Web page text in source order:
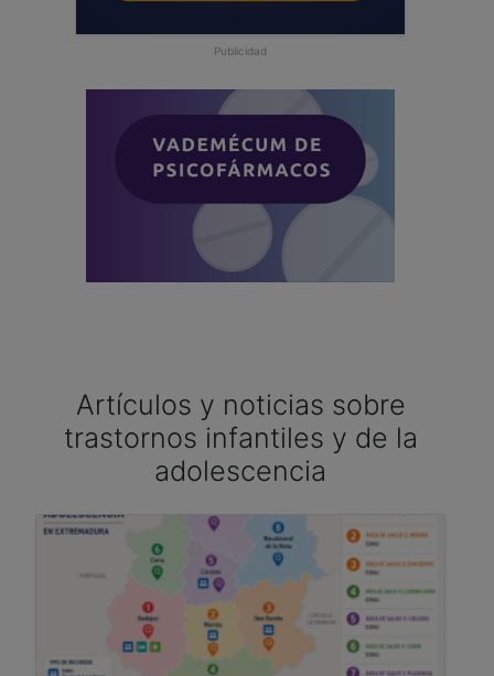
Publicidad
Artículos y noticias sobre
trastornos infantiles y de la
adolescencia